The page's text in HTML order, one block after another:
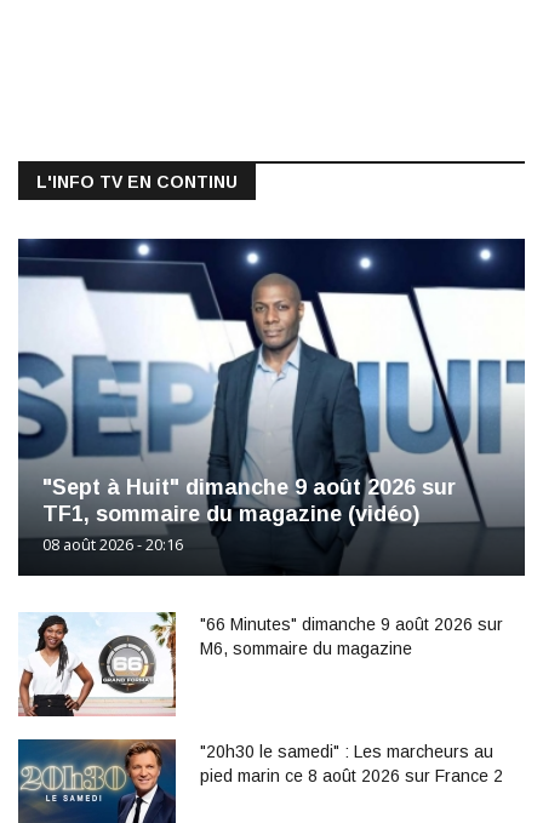
L'INFO TV EN CONTINU
"Sept à Huit" dimanche 9 août 2026 sur
TF1, sommaire du magazine (vidéo)
08 août 2026 - 20:16
"66 Minutes" dimanche 9 août 2026 sur
M6, sommaire du magazine
"20h30 le samedi" : Les marcheurs au
pied marin ce 8 août 2026 sur France 2